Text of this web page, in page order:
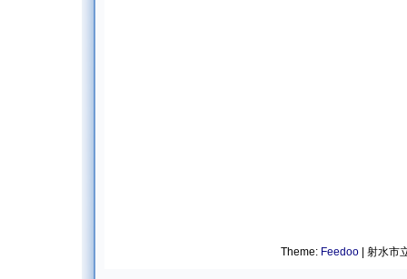
Theme: Feedoo| 射水市